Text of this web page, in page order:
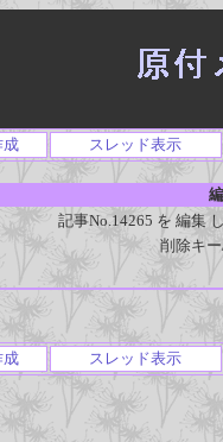
成 スレッド表示
記事No.14265 を 編集
削除キ
成 スレッド表示